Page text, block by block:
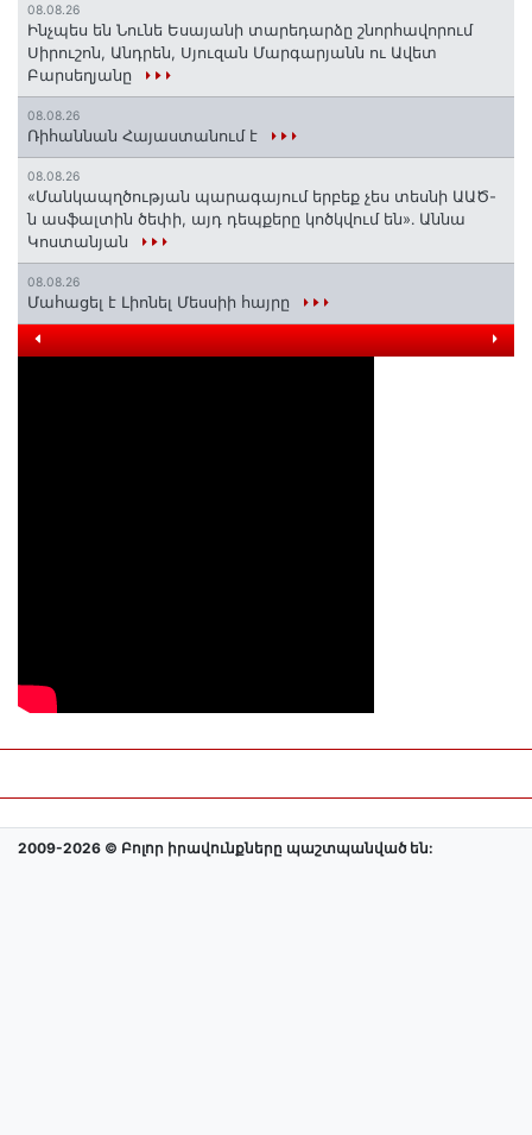
08.08.26
Ինչպես են Նունե Եսայանի տարեդարձը շնորհավորում
Սիրուշոն, Անդրեն, Սյուզան Մարգարյանն ու Ավետ
Բարսեղյանը
08.08.26
Ռիհաննան Հայաստանում է
08.08.26
«Մանկապղծության պարագայում երբեք չես տեսնի ԱԱԾ-
ն ասֆալտին ծեփի, այդ դեպքերը կոծկվում են»․ Աննա
Կոստանյան
08.08.26
Մահացել է Լիոնել Մեսսիի հայրը
2009-2026 © Բոլոր իրավունքները պաշտպանված են: